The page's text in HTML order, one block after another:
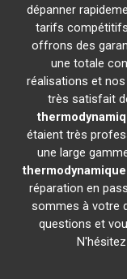
dépanner
tarifs
offrons des
une totale
réalisations et
très satisfait
étaient très
une large
thermodynamique
réparation en
sommes à votre
questions et